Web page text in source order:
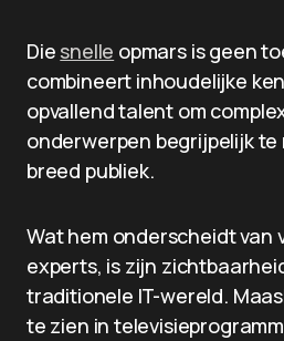
Diesnelle opmars is geen
combineert inhoudelijke
opvallend talent om
onderwerpen begrijpelijk te
breed publiek.
Wat hem onderscheidt van
experts, is zijn
traditionele IT-wereld.
te zien in